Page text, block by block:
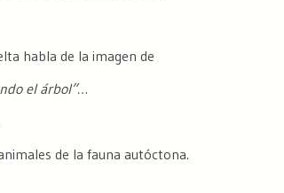
habla de la imagen de
el árbol”…
de la fauna autóctona.